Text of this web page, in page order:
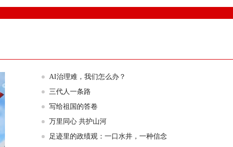
AI治理难，我们怎么办？
三代人一条路
写给祖国的答卷
万里同心 共护山河
足迹里的政绩观：一口水井，一种信念